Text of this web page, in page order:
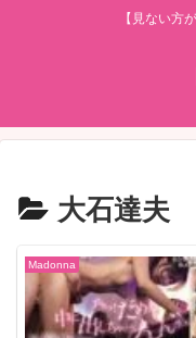
【見ない方
大石達夫
Madonna